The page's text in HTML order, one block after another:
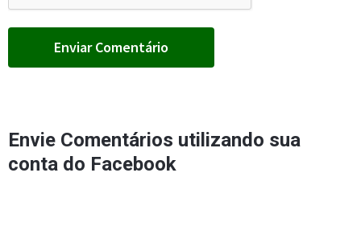
Envie Comentários utilizando sua
conta do Facebook